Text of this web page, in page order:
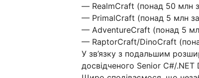
— RealmCraft (понад 50 млн
— PrimalCraft (понад 5 млн
— AdventureCraft (понад 5
— RaptorCraft/DinoCraft
У зв’язку з подальшим
досвідченого Senior C#/